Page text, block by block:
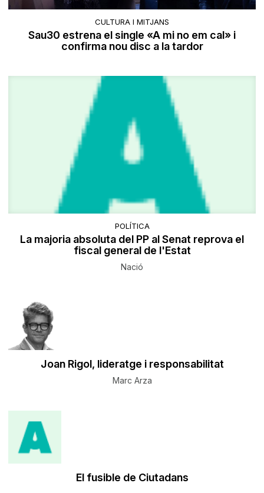
CULTURA I MITJANS
Sau30 estrena el single «A mi no em cal» i
confirma nou disc a la tardor
POLÍTICA
La majoria absoluta del PP al Senat reprova el
fiscal general de l'Estat
Nació
Joan Rigol, lideratge i responsabilitat
Marc Arza
El fusible de Ciutadans